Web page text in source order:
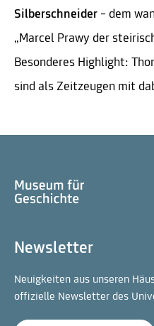
Silberschneider – dem
„Marcel Prawy der
Besonderes Highlight:
sind als Zeitzeugen mit
Newsletter
Neuigkeiten aus unseren
offizielle Newsletter des